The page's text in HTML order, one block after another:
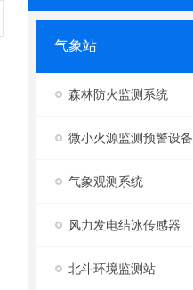
气象站
森林防火监测系统
微小火源监测预警设备
气象观测系统
风力发电结冰传感器
北斗环境监测站